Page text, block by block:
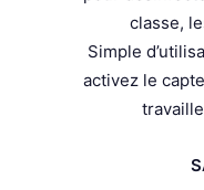
classe,
Simple
activez le